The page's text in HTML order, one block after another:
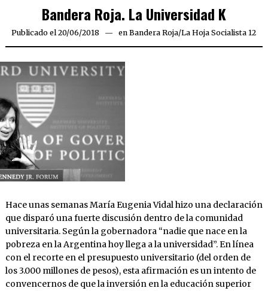
Bandera Roja. La Universidad K
Publicado el 20/06/2018 20/06/2018
en Bandera Roja/La Hoja Socialista 12
Hace unas semanas María Eugenia Vidal hizo una declaración
que disparó una fuerte discusión dentro de la comunidad
universitaria. Según la gobernadora “nadie que nace en la
pobreza en la Argentina hoy llega a la universidad”. En línea
con el recorte en el presupuesto universitario (del orden de
los 3.000 millones de pesos), esta afirmación es un intento de
convencernos de que la inversión en la educación superior